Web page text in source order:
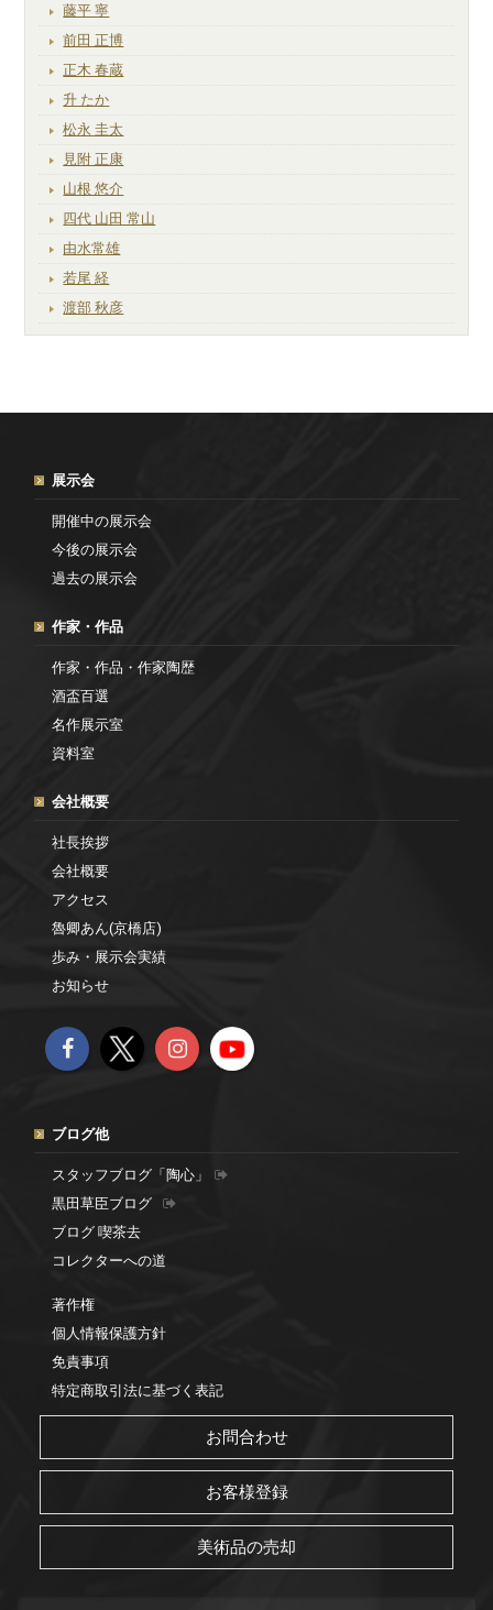
藤平 寧
前田 正博
正木 春蔵
升 たか
松永 圭太
見附 正康
山根 悠介
四代 山田 常山
由水常雄
若尾 経
渡部 秋彦
展示会
開催中の展示会
今後の展示会
過去の展示会
作家・作品
作家・作品・作家陶歴
酒盃百選
名作展示室
資料室
会社概要
社長挨拶
会社概要
アクセス
魯卿あん(京橋店)
歩み・展示会実績
お知らせ
ブログ他
スタッフブログ「陶心」
黒田草臣ブログ
ブログ 喫茶去
コレクターへの道
著作権
個人情報保護方針
免責事項
特定商取引法に基づく表記
お問合わせ
お客様登録
美術品の売却